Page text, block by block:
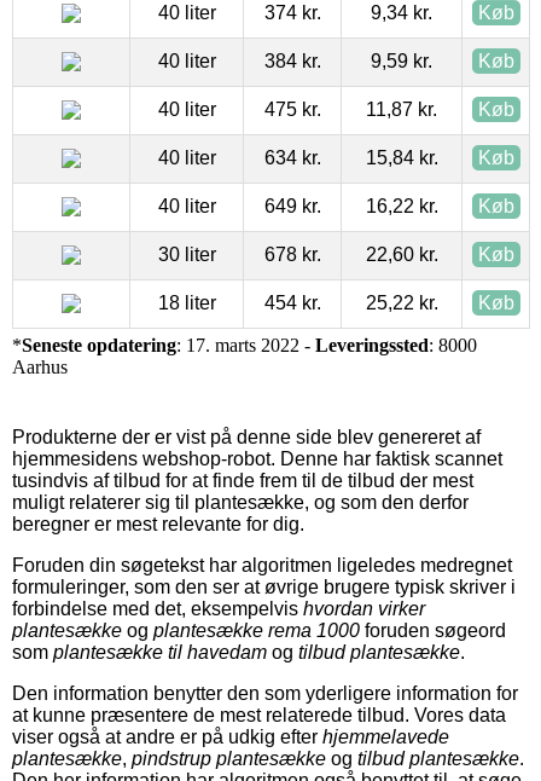
40 liter 374 kr. 9,34 kr. Køb
40 liter 384 kr. 9,59 kr. Køb
40 liter 475 kr. 11,87 kr. Køb
40 liter 634 kr. 15,84 kr. Køb
40 liter 649 kr. 16,22 kr. Køb
30 liter 678 kr. 22,60 kr. Køb
18 liter 454 kr. 25,22 kr. Køb
*Seneste opdatering: 17. marts 2022 - Leveringssted: 8000
Aarhus
Produkterne der er vist på denne side blev genereret af
hjemmesidens webshop-robot. Denne har faktisk scannet
tusindvis af tilbud for at finde frem til de tilbud der mest
muligt relaterer sig til plantesække, og som den derfor
beregner er mest relevante for dig.
Foruden din søgetekst har algoritmen ligeledes medregnet
formuleringer, som den ser at øvrige brugere typisk skriver i
forbindelse med det, eksempelvis hvordan virker
plantesække og plantesække rema 1000 foruden søgeord
som plantesække til havedam og tilbud plantesække.
Den information benytter den som yderligere information for
at kunne præsentere de mest relaterede tilbud. Vores data
viser også at andre er på udkig efter hjemmelavede
plantesække, pindstrup plantesække og tilbud plantesække.